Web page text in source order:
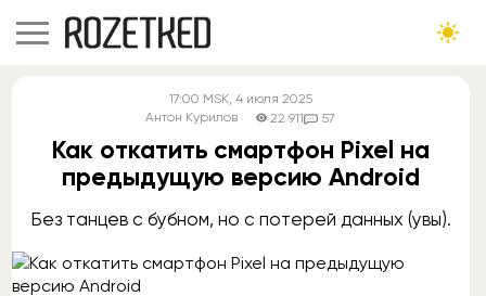
17:00 MSK, 4 июля 2025
Антон Курилов
22 911 57
Как откатить смартфон Pixel на
предыдущую версию Android
Без танцев с бубном, но с потерей данных (увы).